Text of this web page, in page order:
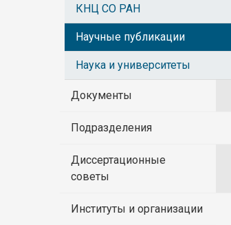
КНЦ СО РАН
Научные публикации
Наука и университеты
Документы
Подразделения
Диссертационные
советы
Институты и организации